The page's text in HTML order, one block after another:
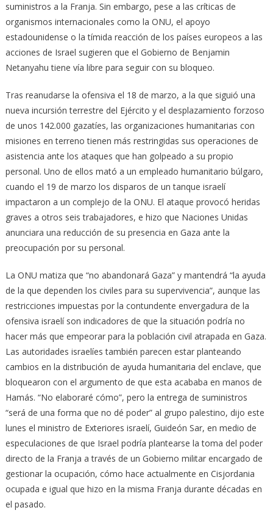
suministros a la Franja. Sin embargo, pese a las críticas de
organismos internacionales como la ONU, el apoyo
estadounidense o la tímida reacción de los países europeos a las
acciones de Israel sugieren que el Gobierno de Benjamin
Netanyahu tiene vía libre para seguir con su bloqueo.
Tras reanudarse la ofensiva el 18 de marzo, a la que siguió una
nueva incursión terrestre del Ejército y el desplazamiento forzoso
de unos 142.000 gazatíes, las organizaciones humanitarias con
misiones en terreno tienen más restringidas sus operaciones de
asistencia ante los ataques que han golpeado a su propio
personal. Uno de ellos mató a un empleado humanitario búlgaro,
cuando el 19 de marzo los disparos de un tanque israelí
impactaron a un complejo de la ONU. El ataque provocó heridas
graves a otros seis trabajadores, e hizo que Naciones Unidas
anunciara una reducción de su presencia en Gaza ante la
preocupación por su personal.
La ONU matiza que “no abandonará Gaza” y mantendrá “la ayuda
de la que dependen los civiles para su supervivencia”, aunque las
restricciones impuestas por la contundente envergadura de la
ofensiva israelí son indicadores de que la situación podría no
hacer más que empeorar para la población civil atrapada en Gaza.
Las autoridades israelíes también parecen estar planteando
cambios en la distribución de ayuda humanitaria del enclave, que
bloquearon con el argumento de que esta acababa en manos de
Hamás. “No elaboraré cómo”, pero la entrega de suministros
“será de una forma que no dé poder” al grupo palestino, dijo este
lunes el ministro de Exteriores israelí, Guideón Sar, en medio de
especulaciones de que Israel podría plantearse la toma del poder
directo de la Franja a través de un Gobierno militar encargado de
gestionar la ocupación, cómo hace actualmente en Cisjordania
ocupada e igual que hizo en la misma Franja durante décadas en
el pasado.